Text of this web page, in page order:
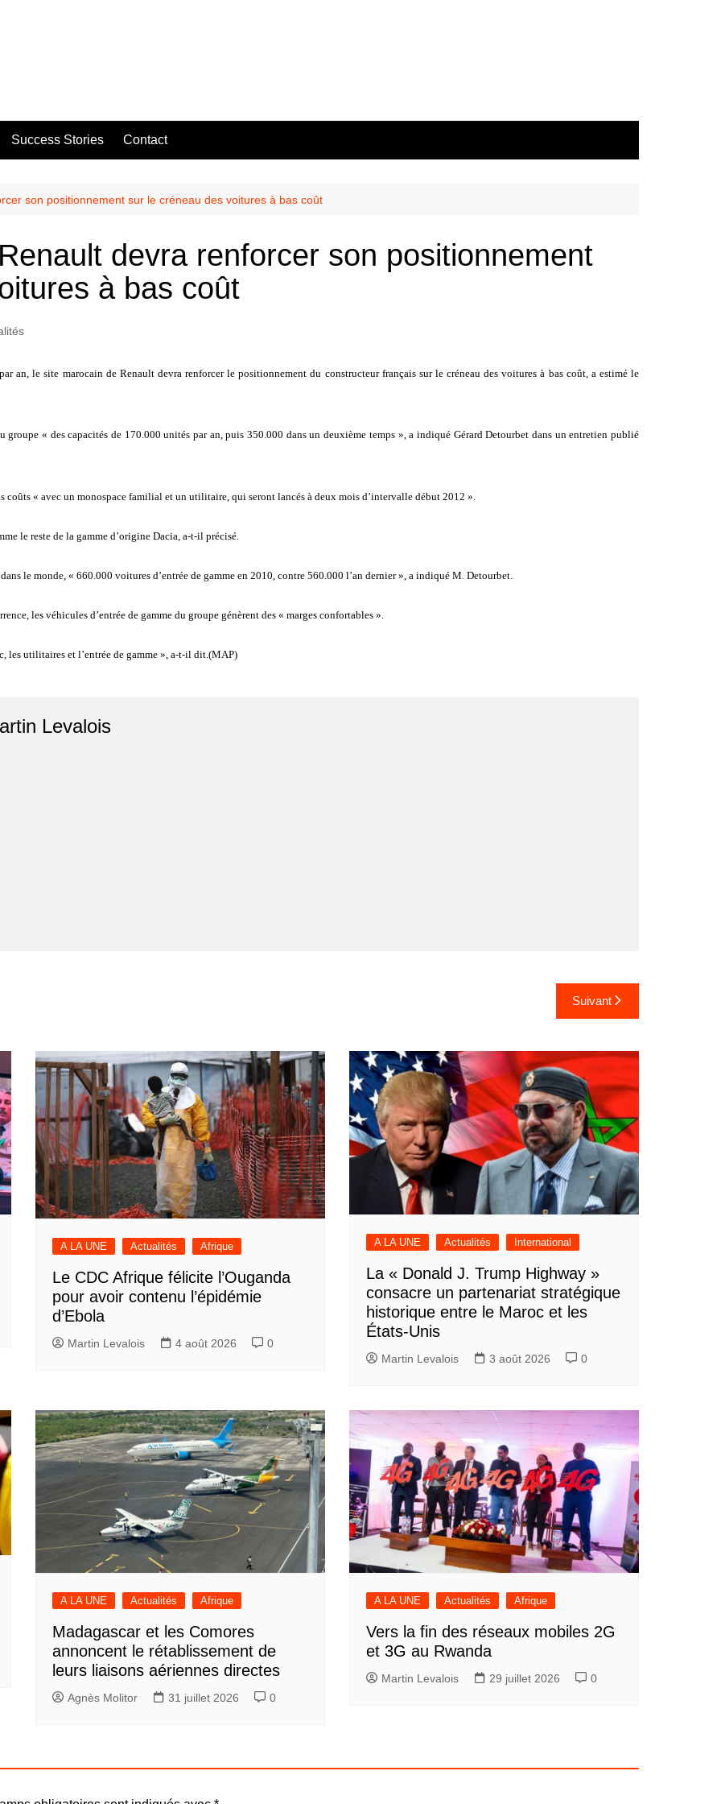
Success Stories Contact
son positionnement sur le créneau des voitures à bas coût
devra renforcer son positionnement
à bas coût
an, le site marocain de Renault devra renforcer le positionnement du constructeur français sur le créneau des voitures à bas coût, a estimé le
groupe « des capacités de 170.000 unités par an, puis 350.000 dans un deuxième temps », a indiqué Gérard Detourbet dans un entretien publié
coûts « avec un monospace familial et un utilitaire, qui seront lancés à deux mois d’intervalle début 2012 ».
le reste de la gamme d’origine Dacia, a-t-il précisé.
le monde, « 660.000 voitures d’entrée de gamme en 2010, contre 560.000 l’an dernier », a indiqué M. Detourbet.
les véhicules d’entrée de gamme du groupe génèrent des « marges confortables ».
les utilitaires et l’entrée de gamme », a-t-il dit.(MAP)
Levalois
Suivant
A LA UNE Actualités Afrique
Le CDC Afrique félicite l’Ouganda
pour avoir contenu l’épidémie
d’Ebola
Martin Levalois 4 août 2026 0
A LA UNE Actualités International
La « Donald J. Trump Highway »
consacre un partenariat stratégique
historique entre le Maroc et les
États-Unis
Martin Levalois 3 août 2026 0
A LA UNE Actualités Afrique
Madagascar et les Comores
annoncent le rétablissement de
leurs liaisons aériennes directes
Agnès Molitor 31 juillet 2026 0
A LA UNE Actualités Afrique
Vers la fin des réseaux mobiles 2G
et 3G au Rwanda
Martin Levalois 29 juillet 2026 0